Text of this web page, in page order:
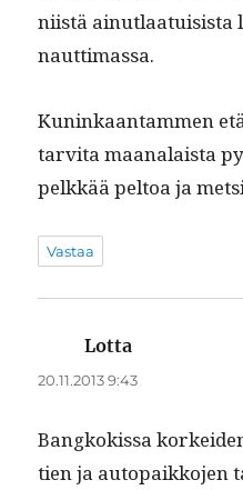
niistä ain­ut­laa­tu­i­sista
nauttimassa.
Kuninkaan­tam­men
tarvi­ta maanalaista
pelkkää pel­toa ja
Vastaa
Lotta
20.11.2013 9:43
Bangkokissa
tien ja autopaikko­jen